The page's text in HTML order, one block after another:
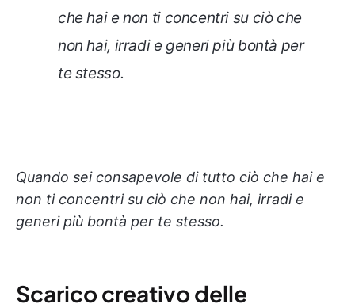
che hai e non ti concentri su ciò che
non hai, irradi e generi più bontà per
te stesso.
Quando sei consapevole di tutto ciò che hai e
non ti concentri su ciò che non hai, irradi e
generi più bontà per te stesso.
Scarico creativo delle